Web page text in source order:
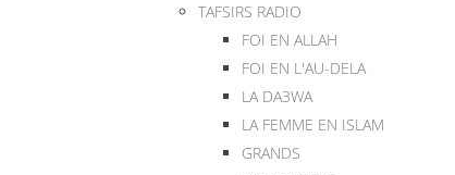
TAFSIRS RADIO
FOI EN ALLAH
FOI EN L'AU-DELA
LA DA3WA
LA FEMME EN ISLAM
GRANDS